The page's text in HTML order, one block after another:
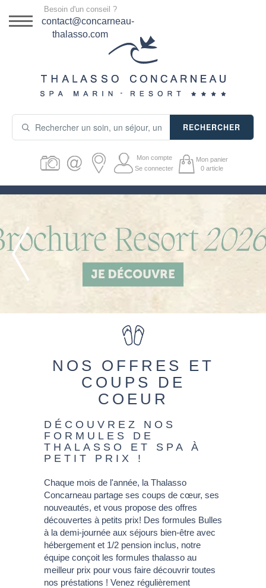
DESTINATION
SÉJOURS THALASSO
PRODUITS COSMÉTIQUES
GUIDE CADEAUX
HÉBERGEMENT
Besoin d'un conseil ?
contact@concarneau-
thalasso.com
RECHERCHER
Mon compte
Se connecter
Mon panier
0 article
NOS OFFRES ET
COUPS DE
COEUR
DÉCOUVREZ NOS
FORMULES DE
THALASSO ET SPA À
PETIT PRIX !
Chaque mois de l'année, la Thalasso
Concarneau partage ses coups de cœur, ses
nouveautés, et vous propose des offres
découvertes à petits prix! Des formules Bulles
à la demi-journée aux séjours bien-être avec
hébergement et 1/2 pension inclus, notre
équipe conçoit les formules thalasso au
meilleur prix pour vous faire découvrir toutes
nos préstations ! Venez régulièrement